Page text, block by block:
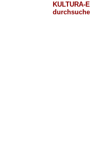
KULTURA-